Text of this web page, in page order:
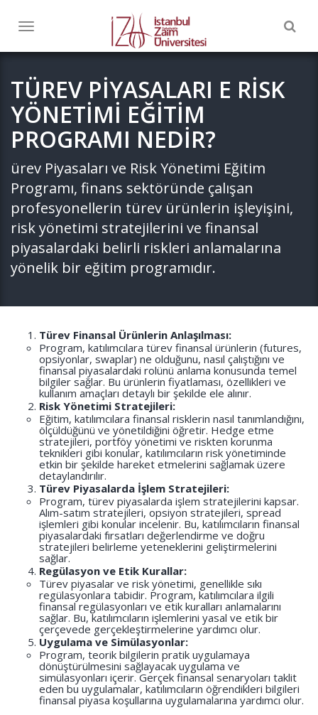
Toggle
TÜREV PİYASALARI E RİSK
YÖNETİMİ EĞİTİM
PROGRAMI NEDİR?
ürev Piyasaları ve Risk Yönetimi Eğitim
Programı, finans sektöründe çalışan
profesyonellerin türev ürünlerin işleyişini,
risk yönetimi stratejilerini ve finansal
piyasalardaki belirli riskleri anlamalarına
yönelik bir eğitim programıdır.
Türev Finansal Ürünlerin Anlaşılması:
Program, katılımcılara türev finansal ürünlerin (futures,
opsiyonlar, swaplar) ne olduğunu, nasıl çalıştığını ve
finansal piyasalardaki rolünü anlama konusunda temel
bilgiler sağlar. Bu ürünlerin fiyatlaması, özellikleri ve
kullanım amaçları detaylı bir şekilde ele alınır.
Risk Yönetimi Stratejileri:
Eğitim, katılımcılara finansal risklerin nasıl tanımlandığını,
ölçüldüğünü ve yönetildiğini öğretir. Hedge etme
stratejileri, portföy yönetimi ve riskten korunma
teknikleri gibi konular, katılımcıların risk yönetiminde
etkin bir şekilde hareket etmelerini sağlamak üzere
detaylandırılır.
Türev Piyasalarda İşlem Stratejileri:
Program, türev piyasalarda işlem stratejilerini kapsar.
Alım-satım stratejileri, opsiyon stratejileri, spread
işlemleri gibi konular incelenir. Bu, katılımcıların finansal
piyasalardaki fırsatları değerlendirme ve doğru
stratejileri belirleme yeteneklerini geliştirmelerini
sağlar.
Regülasyon ve Etik Kurallar:
Türev piyasalar ve risk yönetimi, genellikle sıkı
regülasyonlara tabidir. Program, katılımcılara ilgili
finansal regülasyonları ve etik kuralları anlamalarını
sağlar. Bu, katılımcıların işlemlerini yasal ve etik bir
çerçevede gerçekleştirmelerine yardımcı olur.
Uygulama ve Simülasyonlar:
Program, teorik bilgilerin pratik uygulamaya
dönüştürülmesini sağlayacak uygulama ve
simülasyonları içerir. Gerçek finansal senaryoları taklit
eden bu uygulamalar, katılımcıların öğrendikleri bilgileri
finansal piyasa koşullarına uygulamalarına yardımcı olur.